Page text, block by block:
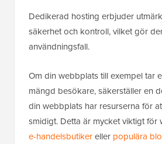
Dedikerad hosting erbjuder
säkerhet och kontroll, vilket gör
användningsfall.
Om din webbplats till exempel tar
mängd besökare, säkerställer en
din webbplats har resurserna för
smidigt. Detta är mycket viktigt för
e-handelsbutikereller populära